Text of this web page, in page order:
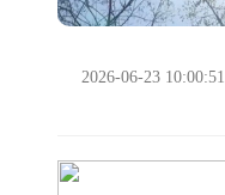
2026-06-23 10:00:51